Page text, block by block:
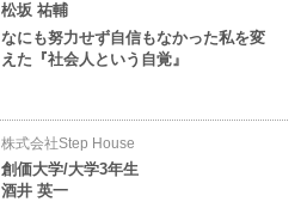
松坂 祐輔
なにも努力せず自信もなかった私を変
えた『社会人という自覚』
株式会社Step House
創価大学/大学3年生
酒井 英一